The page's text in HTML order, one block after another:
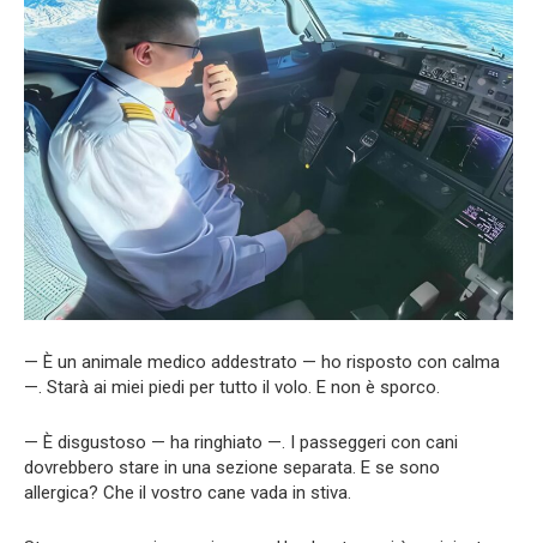
— È un animale medico addestrato — ho risposto con calma
—. Starà ai miei piedi per tutto il volo. E non è sporco.
— È disgustoso — ha ringhiato —. I passeggeri con cani
dovrebbero stare in una sezione separata. E se sono
allergica? Che il vostro cane vada in stiva.